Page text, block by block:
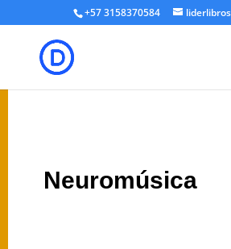
+57 3158370584
Neuromúsica